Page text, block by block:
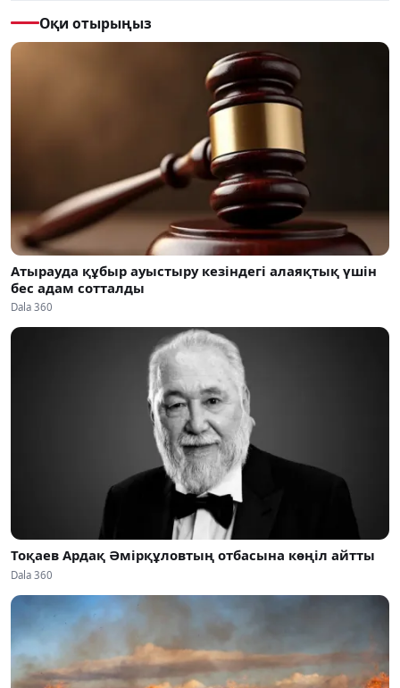
Оқи отырыңыз
Атырауда құбыр ауыстыру кезіндегі алаяқтық үшін
бес адам сотталды
Dala 360
Тоқаев Ардақ Әмірқұловтың отбасына көңіл айтты
Dala 360